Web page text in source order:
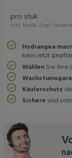
pro stuk
Inkl. MwSt. Zzgl.
Hydrangea
kann jetzt
Wählen Sie Ihre
Käuferschutz
Sichere und